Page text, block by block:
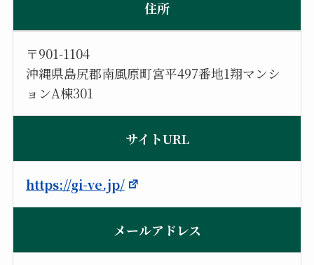
住所
〒901-1104
沖縄県島尻郡南風原町宮平497番地1翔マンシ
ョンA棟301
サイトURL
https://gi-ve.jp/
メールアドレス